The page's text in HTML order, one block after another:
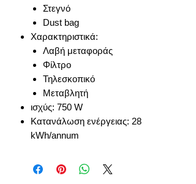
Στεγνό
Dust bag
Χαρακτηριστικά:
Λαβή μεταφοράς
Φίλτρο
Τηλεσκοπικό
Μεταβλητή
ισχύς: 750 W
Κατανάλωση ενέργειας: 28
kWh/annum